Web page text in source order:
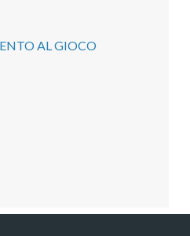
AL GIOCO